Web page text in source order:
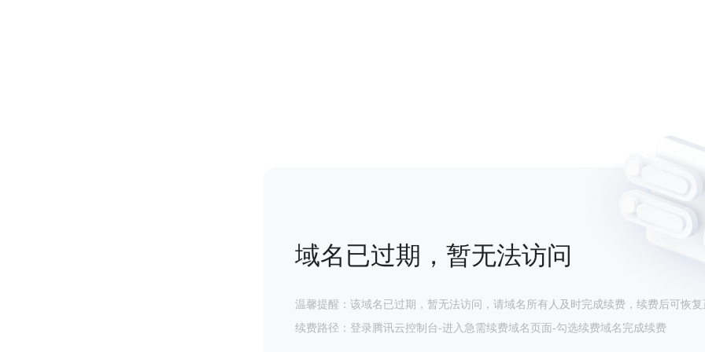
域名已过期，暂无法访问
温馨提醒：该域名已过期，暂无法访问，请域名所有人及时完成续费，续费后可恢复
续费路径：登录腾讯云控制台-进入急需续费域名页面-勾选续费域名完成续费